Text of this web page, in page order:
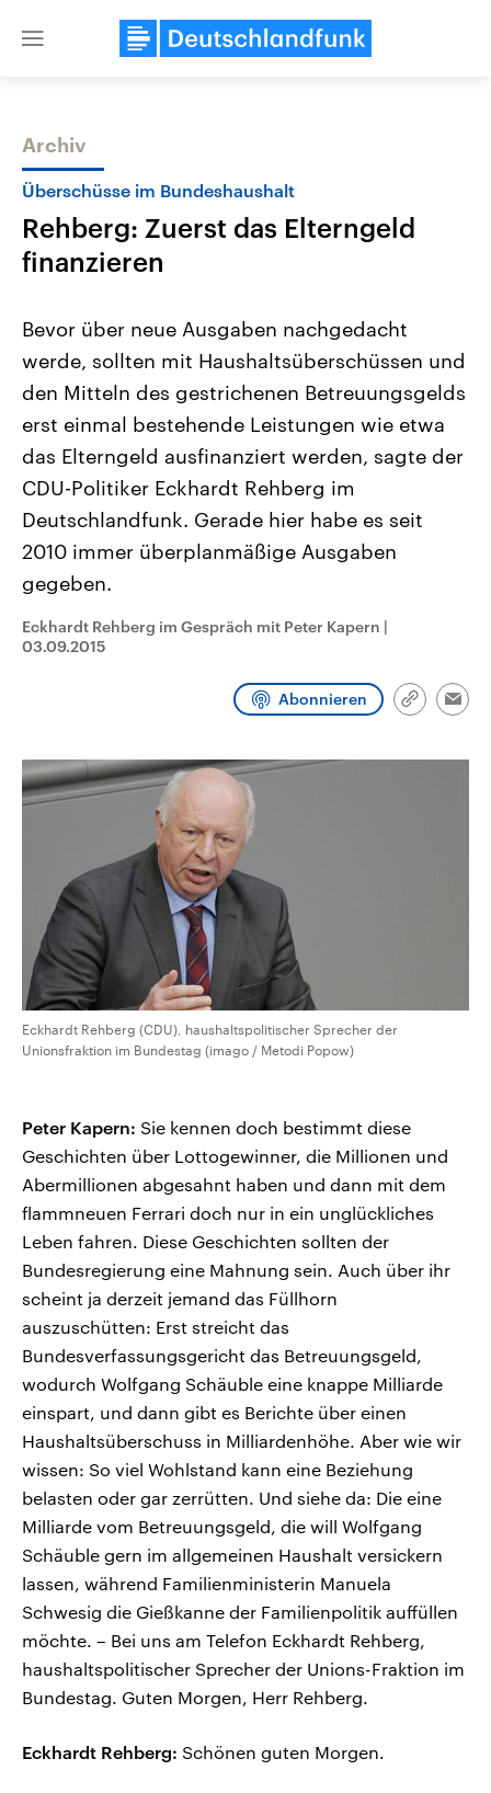
Close
Themen
USA
Aktuelle Beiträge, Analysen und
Hintergründe
Wirtschaftlich und militärisch
gehören die Vereinigten Staaten zu
den mächtigsten Ländern der Erde,
mit großem Einfluss auf das
Nahostkonflikt
Aktuelle Lage und
Der Überfall der
Terrororganisation Hamas
Oktober 2023 auf Israel
Region wieder die Gewalt
Israel möchte die Hamas
Diese wird wie die
Libanon vom Iran
Sendungen Programm Podcasts
Archiv
Überschüsse im Bundeshaushalt
Rehberg: Zuerst das Elterngeld
finanzieren
Bevor über neue Ausgaben nachgedacht
werde, sollten mit Haushaltsüberschüssen und
den Mitteln des gestrichenen Betreuungsgelds
erst einmal bestehende Leistungen wie etwa
das Elterngeld ausfinanziert werden, sagte der
CDU-Politiker Eckhardt Rehberg im
Deutschlandfunk. Gerade hier habe es seit
2010 immer überplanmäßige Ausgaben
gegeben.
Eckhardt Rehberg im Gespräch mit Peter Kapern |
03.09.2015
Abonnieren
Link
Eckhardt Rehberg (CDU), haushaltspolitischer Sprecher der
Unionsfraktion im Bundestag (imago / Metodi Popow)
Peter Kapern: Sie kennen doch bestimmt diese
Geschichten über Lottogewinner, die Millionen und
Abermillionen abgesahnt haben und dann mit dem
flammneuen Ferrari doch nur in ein unglückliches
Leben fahren. Diese Geschichten sollten der
Bundesregierung eine Mahnung sein. Auch über ihr
scheint ja derzeit jemand das Füllhorn
auszuschütten: Erst streicht das
Bundesverfassungsgericht das Betreuungsgeld,
wodurch Wolfgang Schäuble eine knappe Milliarde
einspart, und dann gibt es Berichte über einen
Haushaltsüberschuss in Milliardenhöhe. Aber wie wir
wissen: So viel Wohlstand kann eine Beziehung
belasten oder gar zerrütten. Und siehe da: Die eine
Milliarde vom Betreuungsgeld, die will Wolfgang
Schäuble gern im allgemeinen Haushalt versickern
lassen, während Familienministerin Manuela
Schwesig die Gießkanne der Familienpolitik auffüllen
möchte. – Bei uns am Telefon Eckhardt Rehberg,
haushaltspolitischer Sprecher der Unions-Fraktion im
Bundestag. Guten Morgen, Herr Rehberg.
Eckhardt Rehberg: Schönen guten Morgen.